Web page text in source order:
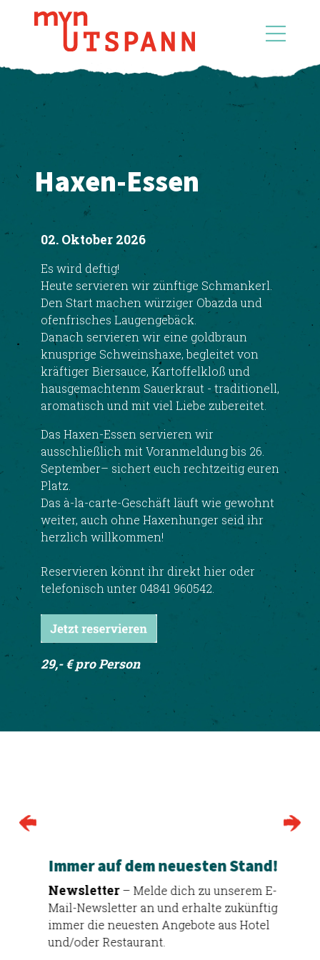
Haxen-Essen
02. Oktober 2026
Es wird deftig!
Heute servieren wir zünftige Schmankerl.
Den Start machen würziger Obazda und
ofenfrisches Laugengebäck.
Danach servieren wir eine goldbraun
knusprige Schweinshaxe, begleitet von
kräftiger Biersauce, Kartoffelkloß und
hausgemachtenm Sauerkraut - traditionell,
aromatisch und mit viel Liebe zubereitet.
Das Haxen-Essen servieren wir
ausschließlich mit Voranmeldung bis 26.
September– sichert euch rechtzeitig euren
Platz.
Das à-la-carte-Geschäft läuft wie gewohnt
weiter, auch ohne Haxenhunger seid ihr
herzlich willkommen!
Reservieren könnt ihr direkt hier oder
telefonisch unter 04841 960542.
29,- € pro Person
Immer auf dem neuesten Stand!
Newsletter– Melde dich zu unserem E-
Mail-Newsletter an und erhalte zukünftig
immer die neuesten Angebote aus Hotel
und/oder Restaurant.